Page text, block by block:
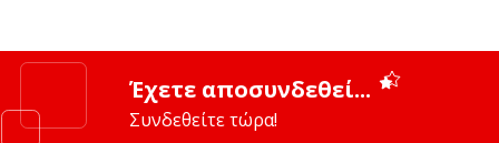
Έχετε αποσυνδεθεί...
Συνδεθείτε τώρα!